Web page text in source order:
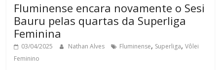
Fluminense encara novamente o Sesi
Bauru pelas quartas da Superliga
Feminina
03/04/2025 Nathan Alves Fluminense, Superliga,Vôlei
Feminino